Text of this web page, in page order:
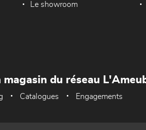
Le showroom
magasin du réseau
Catalogues Engagements